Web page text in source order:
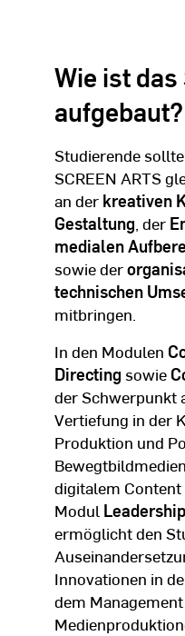
Wie ist
aufgebaut?
Studierende
SCREEN ARTS
an der kreativen
Gestaltung , der
medialen
sowie der
technischen
mitbringen.
In den Modulen
Directing sowie
der Schwerpunkt
Vertiefung in der
Produktion und
digitalem
Modul
ermöglicht den
Innovationen in
dem